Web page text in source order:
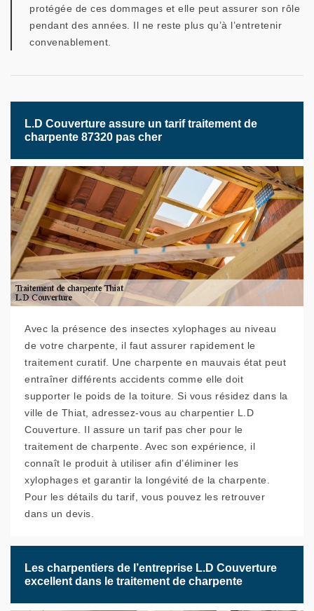
protégée de ces dommages et elle peut assurer son rôle
pendant des années. Il ne reste plus qu’à l’entretenir
convenablement.
L.D Couverture assure un tarif traitement de
charpente 87320 pas cher
Avec la présence des insectes xylophages au niveau
de votre charpente, il faut assurer rapidement le
traitement curatif. Une charpente en mauvais état peut
entraîner différents accidents comme elle doit
supporter le poids de la toiture. Si vous résidez dans la
ville de Thiat, adressez-vous au charpentier L.D
Couverture. Il assure un tarif pas cher pour le
traitement de charpente. Avec son expérience, il
connaît le produit à utiliser afin d’éliminer les
xylophages et garantir la longévité de la charpente.
Pour les détails du tarif, vous pouvez les retrouver
dans un devis.
Les charpentiers de l’entreprise L.D Couverture
excellent dans le traitement de charpente